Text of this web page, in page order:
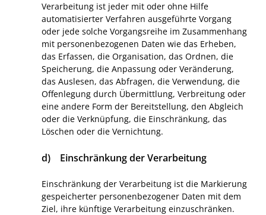
Verarbeitung ist jeder mit oder ohne Hilfe
automatisierter Verfahren ausgeführte Vorgang
oder jede solche Vorgangsreihe im Zusammenhang
mit personenbezogenen Daten wie das Erheben,
das Erfassen, die Organisation, das Ordnen, die
Speicherung, die Anpassung oder Veränderung,
das Auslesen, das Abfragen, die Verwendung, die
Offenlegung durch Übermittlung, Verbreitung oder
eine andere Form der Bereitstellung, den Abgleich
oder die Verknüpfung, die Einschränkung, das
Löschen oder die Vernichtung.
d) Einschränkung der Verarbeitung
Einschränkung der Verarbeitung ist die Markierung
gespeicherter personenbezogener Daten mit dem
Ziel, ihre künftige Verarbeitung einzuschränken.